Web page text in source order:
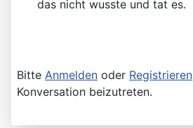
das nicht wusste und tat es.
Bitte Anmelden oder Registrieren
Konversation beizutreten.